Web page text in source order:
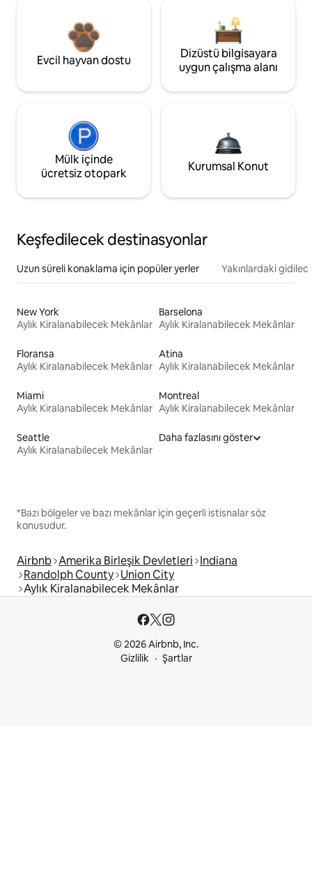
Evcil hayvan dostu
Dizüstü bilgisayara
uygun çalışma alanı
Mülk içinde
ücretsiz otopark
Kurumsal Konut
Keşfedilecek destinasyonlar
Uzun süreli konaklama için popüler yerler Yakınlardaki
New York
Aylık Kiralanabilecek Mekânlar
Barselona
Aylık Kiralanabilecek Mekânlar
Floransa
Aylık Kiralanabilecek Mekânlar
Atina
Aylık Kiralanabilecek Mekânlar
Miami
Aylık Kiralanabilecek Mekânlar
Montreal
Aylık Kiralanabilecek Mekânlar
Seattle
Aylık Kiralanabilecek Mekânlar
Daha fazlasını göster
*Bazı bölgeler ve bazı mekânlar için geçerli istisnalar söz
konusudur.
Airbnb Amerika Birleşik Devletleri Indiana
Randolph County Union City
Aylık Kiralanabilecek Mekânlar
© 2026 Airbnb, Inc.
Gizlilik
Şartlar